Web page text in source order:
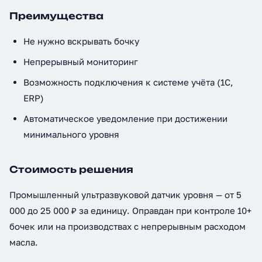
Преимущества
Не нужно вскрывать бочку
Непрерывный мониторинг
Возможность подключения к системе учёта (1С,
ERP)
Автоматическое уведомление при достижении
минимального уровня
Стоимость решения
Промышленный ультразвуковой датчик уровня — от 5
000 до 25 000 ₽ за единицу. Оправдан при контроле 10+
бочек или на производствах с непрерывным расходом
масла.